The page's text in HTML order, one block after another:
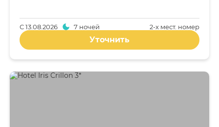
2-x мест. номер
С13.08.2026 7 ночей
Уточнить